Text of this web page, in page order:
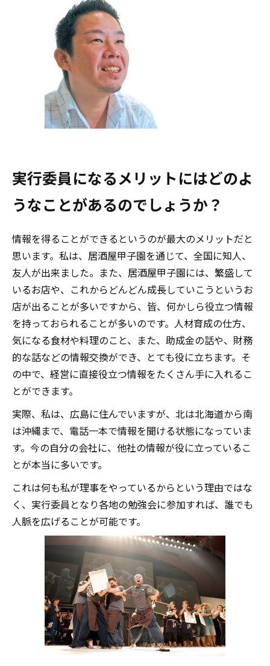
実行委員になるメリットにはどのよ
うなことがあるのでしょうか？
情報を得ることができるというのが最大のメリットだと
思います。私は、居酒屋甲子園を通じて、全国に知人、
友人が出来ました。また、居酒屋甲子園には、繁盛して
いるお店や、これからどんどん成長していこうというお
店が出ることが多いですから、皆、何かしら役立つ情報
を持っておられることが多いのです。人材育成の仕方、
気になる食材や料理のこと、また、助成金の話や、財務
的な話などの情報交換ができ、とても役に立ちます。そ
の中で、経営に直接役立つ情報をたくさん手に入れるこ
とができます。
実際、私は、広島に住んでいますが、北は北海道から南
は沖縄まで、電話一本で情報を聞ける状態になっていま
す。今の自分の会社に、他社の情報が役に立っているこ
とが本当に多いです。
これは何も私が理事をやっているからという理由ではな
く、実行委員となり各地の勉強会に参加すれば、誰でも
人脈を広げることが可能です。